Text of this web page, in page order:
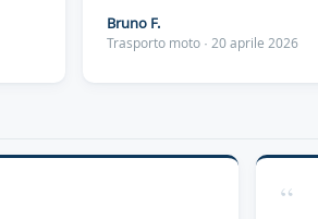
Bruno F.
Trasporto moto · 20 aprile 2026
“